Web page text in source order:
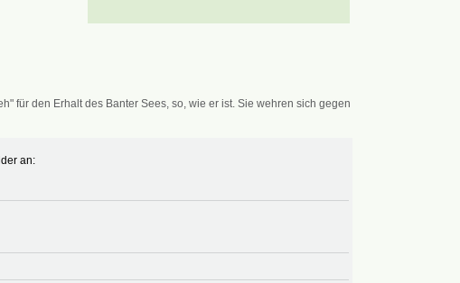
für den Erhalt des Banter Sees, so, wie er ist. Sie wehren sich gegen
an: